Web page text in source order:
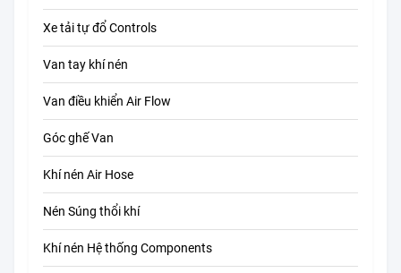
Xe tải tự đổ Controls
Van tay khí nén
Van điều khiển Air Flow
Góc ghế Van
Khí nén Air Hose
Nén Súng thổi khí
Khí nén Hệ thống Components